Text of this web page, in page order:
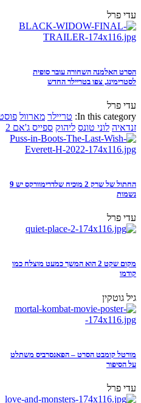
עדי פרל
הסרט האלמנה השחורה עובר סופית
לסטרימינג, צפו בטריילר החדש
עדי פרל
In this category: טריילר מארוול
זנדאיה לוני טונס ליהוק ספייס ג'אם 2
החתול של שרק 2 מוכיח שלדרימוורקס יש 9
נשמות
עדי פרל
מקום שקט 2 הוא המשך כמעט מוצלח כמו
קודמו
גיל גוטקין
מורטל קומבט הסרט – הפאנסרביס משתלט
על הסיפור
עדי פרל